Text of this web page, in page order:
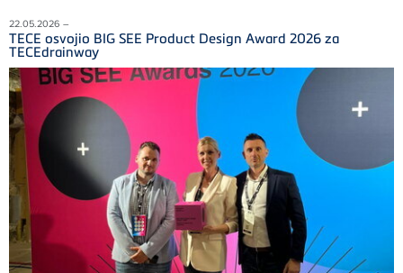
22.05.2026 –
TECE osvojio BIG SEE Product Design Award 2026 za
TECEdrainway